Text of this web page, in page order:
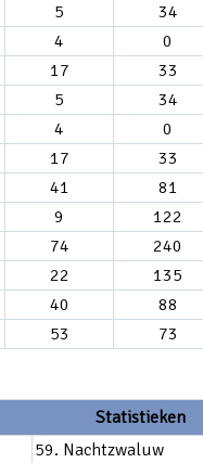
5 34
4 0
17 33
5 34
4 0
17 33
41 81
9 122
74 240
22 135
40 88
53 73
Statistieken
59. Nachtzwaluw